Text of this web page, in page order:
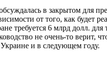
в закрытом для
от того, как будет
требуется 6 млрд долл.
не очень-то
и в следующем году.